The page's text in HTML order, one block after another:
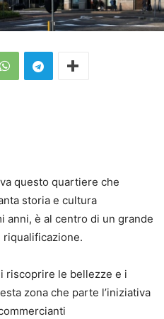
questo quartiere che
storia e cultura
anni, è al centro di un grande
riscoprire le bellezze e i
zona che parte l’iniziativa